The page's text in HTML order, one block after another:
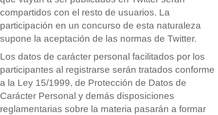
compartidos con el resto de usuarios. La
participación en un concurso de esta naturaleza
supone la aceptación de las normas de Twitter.
Los datos de carácter personal facilitados por los
participantes al registrarse serán tratados conforme
a la Ley 15/1999, de Protección de Datos de
Carácter Personal y demás disposiciones
reglamentarias sobre la materia pasarán a formar